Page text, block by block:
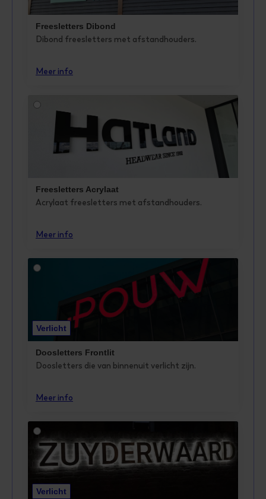
Freesletters Dibond
Dibond freesletters met afstandhouders.
Meer info
Freesletters Acrylaat
Acrylaat freesletters met afstandhouders.
Meer info
Verlicht
Doosletters Frontlit
Doosletters die van binnenuit verlicht zijn.
Meer info
Verlicht